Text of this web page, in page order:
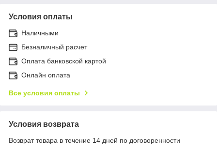
Условия оплаты
Наличными
Безналичный расчет
Оплата банковской картой
Онлайн оплата
Все условия оплаты
Условия возврата
Возврат товара в течение 14 дней по договоренности